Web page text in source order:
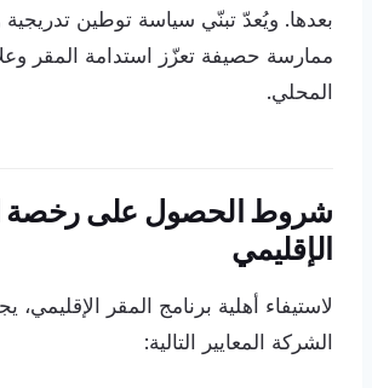
بعدها. ويُعدّ تبنّي سياسة توطين
ممارسة حصيفة تعزّز استدامة المقر
المحلي.
شروط الحصول على رخصة
الإقليمي
لاستيفاء أهلية برنامج المقر
الشركة المعايير التالية: